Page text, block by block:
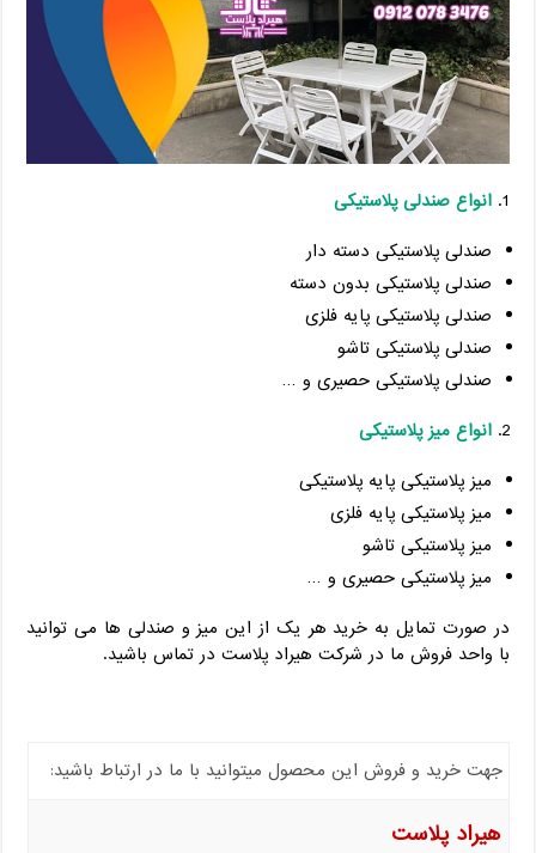
انواع صندلی پلاستیکی
صندلی پلاستیکی دسته دار
صندلی پلاستیکی بدون دسته
صندلی پلاستیکی پایه فلزی
صندلی پلاستیکی تاشو
صندلی پلاستیکی حصیری و …
انواع میز پلاستیکی
میز پلاستیکی پایه پلاستیکی
میز پلاستیکی پایه فلزی
میز پلاستیکی تاشو
میز پلاستیکی حصیری و …
در صورت تمایل به خرید هر یک از این میز و صندلی ها می توانید
با واحد فروش ما در شرکت هیراد پلاست در تماس باشید.
جهت خرید و فروش این محصول میتوانید با ما در ارتباط باشید:
هیراد پلاست